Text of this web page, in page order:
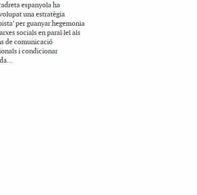
espanyola ha
una estratègia
per guanyar hegemonia
socials en paral·lel als
de comunicació
i condicionar